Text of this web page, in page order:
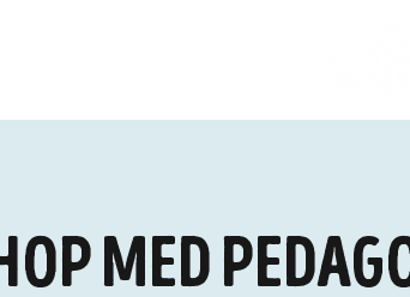
med